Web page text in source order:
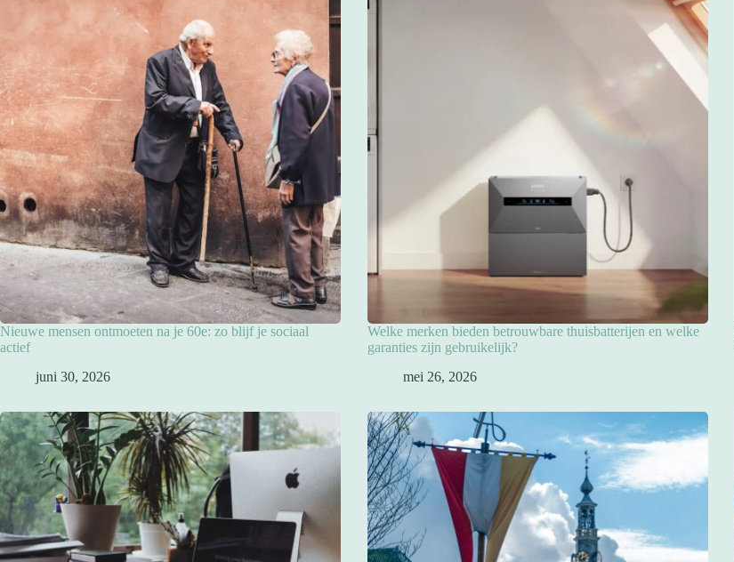
Nieuwe mensen ontmoeten na je 60e: zo blijf je sociaal
actief
juni 30, 2026
Welke merken bieden betrouwbare thuisbatterijen en welke
garanties zijn gebruikelijk?
mei 26, 2026